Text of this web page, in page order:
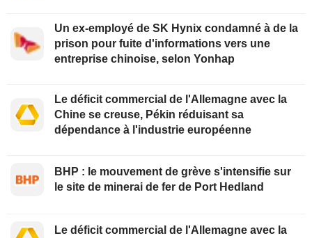
Un ex-employé de SK Hynix condamné à de la
prison pour fuite d'informations vers une
entreprise chinoise, selon Yonhap
Le déficit commercial de l'Allemagne avec la
Chine se creuse, Pékin réduisant sa
dépendance à l'industrie européenne
BHP : le mouvement de grève s'intensifie sur
le site de minerai de fer de Port Hedland
Le déficit commercial de l'Allemagne avec la